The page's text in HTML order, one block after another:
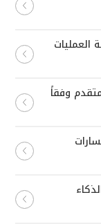
العمليات
وفقاً